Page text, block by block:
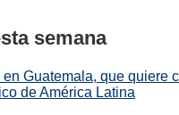
semana
Guatemala, que quiere
de América Latina